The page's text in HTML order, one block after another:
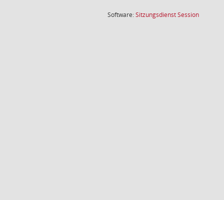
Software:SitzungsdienstSession(Wird in